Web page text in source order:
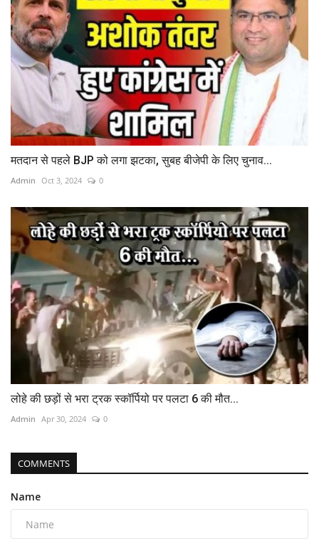
मतदान से पहले BJP को लगा झटका, सुबह बीजेपी के लिए चुनाव...
Admin Oct 3, 2024 0
लोहे की छड़ों से भरा ट्रक स्कॉर्पियो पर पलटा 6 की मौत...
Admin Apr 30, 2024 0
COMMENTS
Name